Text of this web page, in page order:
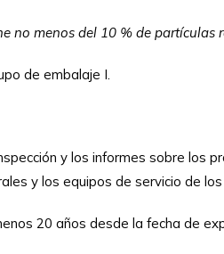
no menos del 10 % de partículas
de embalaje I.
y los informes sobre los
y los equipos de servicio de
20 años desde la fecha de